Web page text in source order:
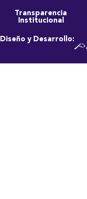
Transparencia
Institucional
Diseño y Desarrollo: